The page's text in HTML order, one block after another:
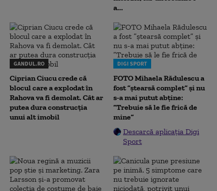
a...
GANDUL.RO
Ciprian Ciucu crede că
blocul care a explodat în
Rahova va fi demolat. Cât ar
putea dura construcția
unui alt imobil
DIGI SPORT
FOTO Mihaela Rădulescu a
fost ”ștearsă complet” și nu
s-a mai putut abține:
”Trebuie să le fie frică de
mine”
Descarcă aplicația Digi
Sport